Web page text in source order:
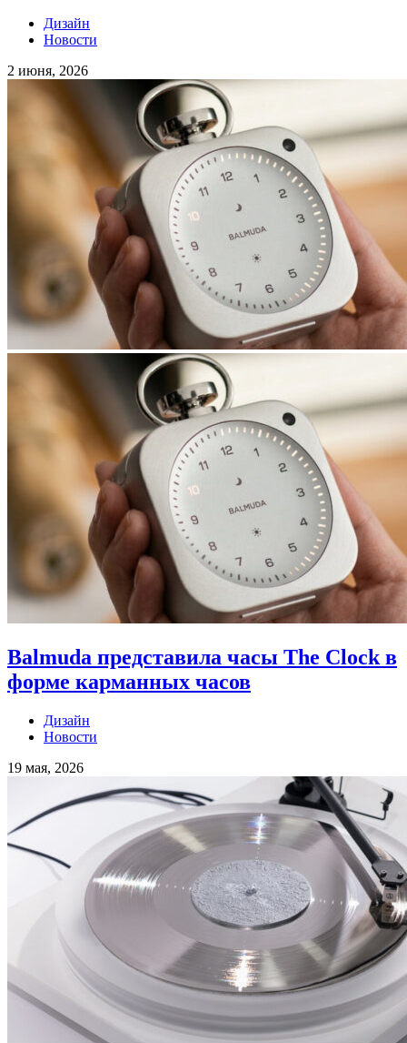
Дизайн
Новости
2 июня, 2026
Balmuda представила часы The Clock в
форме карманных часов
Дизайн
Новости
19 мая, 2026